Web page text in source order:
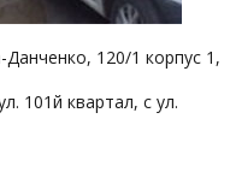
120/1 корпус 1,
101й квартал, с ул.